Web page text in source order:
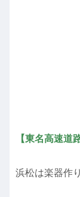
【東名高速道
浜松は楽器作